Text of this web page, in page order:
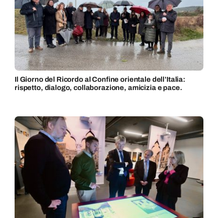
Il Giorno del Ricordo al Confine orientale dell’Italia:
rispetto, dialogo, collaborazione, amicizia e pace.